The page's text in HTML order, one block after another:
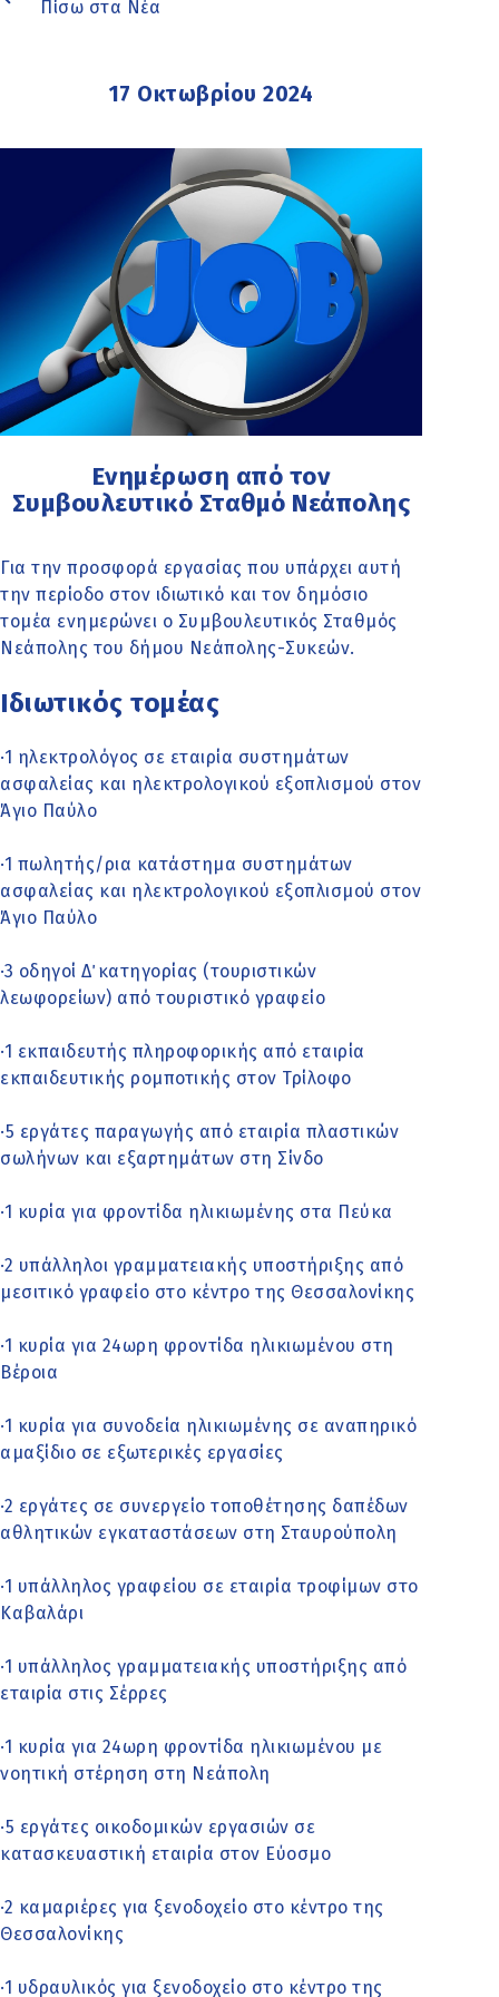
Πίσω στα Νέα
17 Οκτωβρίου 2024
Ενημέρωση από τον
Συμβουλευτικό Σταθμό Νεάπολης
Για την προσφορά εργασίας που υπάρχει αυτή
την περίοδο στον ιδιωτικό και τον δημόσιο
τομέα ενημερώνει ο Συμβουλευτικός Σταθμός
Νεάπολης του δήμου Νεάπολης-Συκεών.
Ιδιωτικός τομέας
·1 ηλεκτρολόγος σε εταιρία συστημάτων
ασφαλείας και ηλεκτρολογικού εξοπλισμού στον
Άγιο Παύλο
·1 πωλητής/ρια κατάστημα συστημάτων
ασφαλείας και ηλεκτρολογικού εξοπλισμού στον
Άγιο Παύλο
·3 οδηγοί Δ΄ κατηγορίας (τουριστικών
λεωφορείων) από τουριστικό γραφείο
·1 εκπαιδευτής πληροφορικής από εταιρία
εκπαιδευτικής ρομποτικής στον Τρίλοφο
·5 εργάτες παραγωγής από εταιρία πλαστικών
σωλήνων και εξαρτημάτων στη Σίνδο
·1 κυρία για φροντίδα ηλικιωμένης στα Πεύκα
·2 υπάλληλοι γραμματειακής υποστήριξης από
μεσιτικό γραφείο στο κέντρο της Θεσσαλονίκης
·1 κυρία για 24ωρη φροντίδα ηλικιωμένου στη
Βέροια
·1 κυρία για συνοδεία ηλικιωμένης σε αναπηρικό
αμαξίδιο σε εξωτερικές εργασίες
·2 εργάτες σε συνεργείο τοποθέτησης δαπέδων
αθλητικών εγκαταστάσεων στη Σταυρούπολη
·1 υπάλληλος γραφείου σε εταιρία τροφίμων στο
Καβαλάρι
·1 υπάλληλος γραμματειακής υποστήριξης από
εταιρία στις Σέρρες
·1 κυρία για 24ωρη φροντίδα ηλικιωμένου με
νοητική στέρηση στη Νεάπολη
·5 εργάτες οικοδομικών εργασιών σε
κατασκευαστική εταιρία στον Εύοσμο
·2 καμαριέρες για ξενοδοχείο στο κέντρο της
Θεσσαλονίκης
·1 υδραυλικός για ξενοδοχείο στο κέντρο της